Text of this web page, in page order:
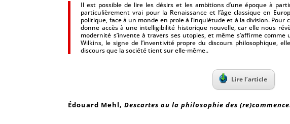
Il est possible de lire les désirs et les ambitions d’une époque à
particulièrement vrai pour la Renaissance et l’âge classique en
politique, face à un monde en proie à l’inquiétude et à la division. Pour
donne accès à une intelligibilité historique nouvelle, car elle nous
modernité s’invente à travers ses utopies, et même s’affirme comme
Wilkins, le signe de l’inventivité propre du discours philosophique,
discours que la société tient sur elle-même..
Lire l’article
Édouard Mehl,Descartes ou la philosophie des